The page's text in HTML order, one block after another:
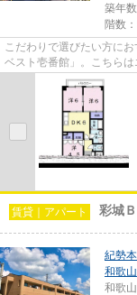
築年
階数
こだわりで選びたい方に
ベスト壱番館」。こちら
する物件です。こちらの物
賃貸｜アパート 彩城Ｂ
紀勢
和歌
和歌